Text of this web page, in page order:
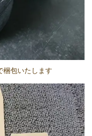
梱包いたします